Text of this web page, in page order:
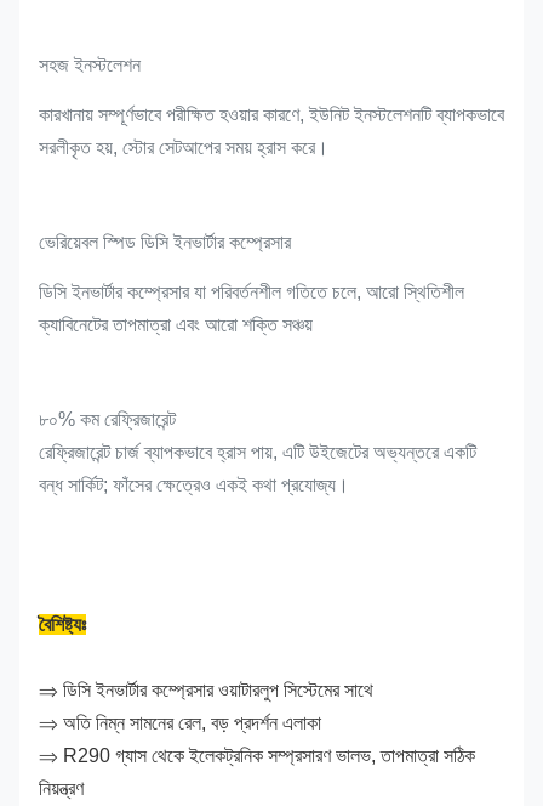
সহজ ইনস্টলেশন
কারখানায় সম্পূর্ণভাবে পরীক্ষিত হওয়ার কারণে, ইউনিট ইনস্টলেশনটি ব্যাপকভাবে
সরলীকৃত হয়, স্টোর সেটআপের সময় হ্রাস করে।
ভেরিয়েবল স্পিড ডিসি ইনভার্টার কম্প্রেসার
ডিসি ইনভার্টার কম্প্রেসার যা পরিবর্তনশীল গতিতে চলে, আরো স্থিতিশীল
ক্যাবিনেটের তাপমাত্রা এবং আরো শক্তি সঞ্চয়
৮০% কম রেফ্রিজারেন্ট
রেফ্রিজারেন্ট চার্জ ব্যাপকভাবে হ্রাস পায়, এটি উইজেটের অভ্যন্তরে একটি
বন্ধ সার্কিট; ফাঁসের ক্ষেত্রেও একই কথা প্রযোজ্য।
বৈশিষ্ট্যঃ
⇒ ডিসি ইনভার্টার কম্প্রেসার ওয়াটারলুপ সিস্টেমের সাথে
⇒ অতি নিম্ন সামনের রেল, বড় প্রদর্শন এলাকা
⇒ R290 গ্যাস থেকে ইলেকট্রনিক সম্প্রসারণ ভালভ, তাপমাত্রা সঠিক
নিয়ন্ত্রণ